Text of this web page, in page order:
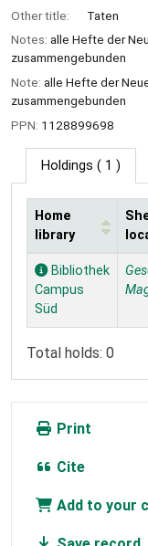
Other title:
Taten
Notes: alle Hefte der
zusammengebunden
Note: alle Hefte der
zusammengebunden
PPN: 1128899698
Holdings ( 1 )
Holdings
Home
library
Bibliothek
Campus
Süd
Total holds: 0
Print
Cite
Add to your